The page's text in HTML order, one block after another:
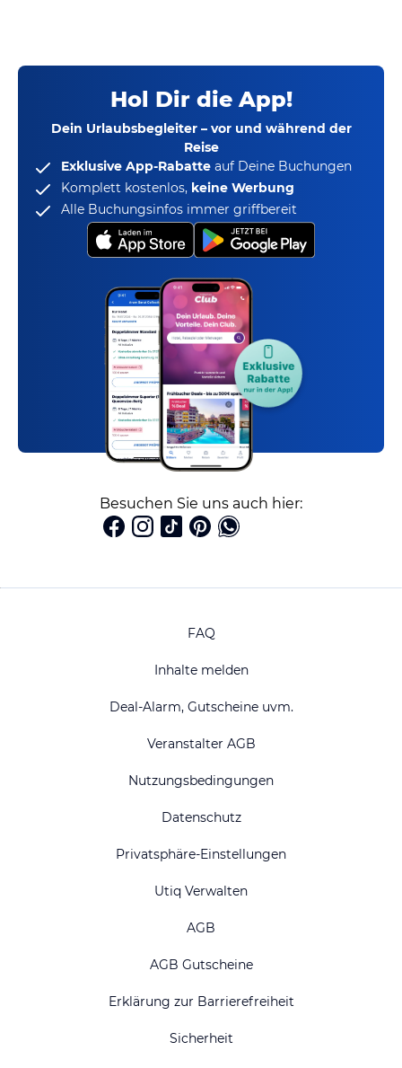
Hol Dir die App!
Dein Urlaubsbegleiter – vor und während der
Reise
Exklusive App-Rabatte auf Deine Buchungen
Komplett kostenlos, keine Werbung
Alle Buchungsinfos immer griffbereit
Besuchen Sie uns auch hier:
FAQ
Inhalte melden
Deal-Alarm, Gutscheine uvm.
Veranstalter AGB
Nutzungsbedingungen
Datenschutz
Privatsphäre-Einstellungen
Utiq Verwalten
AGB
AGB Gutscheine
Erklärung zur Barrierefreiheit
Sicherheit